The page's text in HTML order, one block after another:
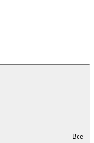
Все